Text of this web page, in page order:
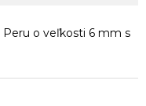
Peru o veľkosti 6 mm s